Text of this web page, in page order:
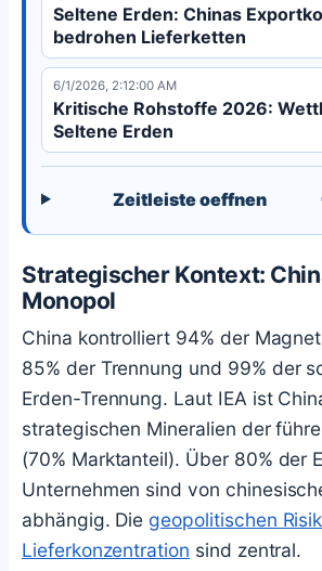
Seltene Erden: Chinas
bedrohen Lieferketten
6/1/2026, 2:12:00 AM
Kritische Rohstoffe 2026:
Seltene Erden
Zeitleiste oeffnen
Strategischer Kontext:
Monopol
China kontrolliert 94% der
85% der Trennung und 99% der
Erden-Trennung. Laut IEA ist
strategischen Mineralien der
(70% Marktanteil). Über 80% der
Unternehmen sind von
abhängig. Die geopolitischen
Lieferkonzentration sind zentral.